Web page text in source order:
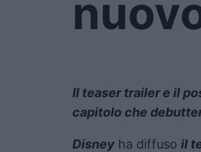
Il teaser trailer e il
capitolo che
Disney ha diffuso il